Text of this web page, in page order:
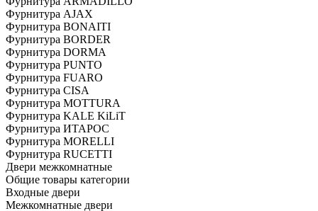
Фурнитура AJAX
Фурнитура BONAITI
Фурнитура BORDER
Фурнитура DORMA
Фурнитура PUNTO
Фурнитура FUARO
Фурнитура CISA
Фурнитура MOTTURA
Фурнитура KALE KiLiT
Фурнитура ИТАРОС
Фурнитура MORELLI
Фурнитура RUCETTI
Двери межкомнатные
Общие товары категории
Входные двери
Межкомнатные двери